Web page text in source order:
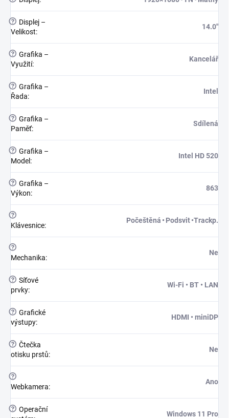
?
Displej –
Velikost:
14.0"
? Grafika –
Využití:
Kancelář
? Grafika –
Řada:
Intel
? Grafika –
Paměť:
Sdílená
? Grafika –
Model :
Intel HD 520
? Grafika –
Výkon:
863
?
Klávesnice:
Počeštěná • Podsvit •Trackp.
?
Mechanika:
Ne
? Síťové
prvky:
Wi-Fi • BT • LAN
? Grafické
výstupy:
HDMI • miniDP
? Čtečka
otisku prstů:
Ne
?
Webkamera:
Ano
? Operační
Windows 11 Pro